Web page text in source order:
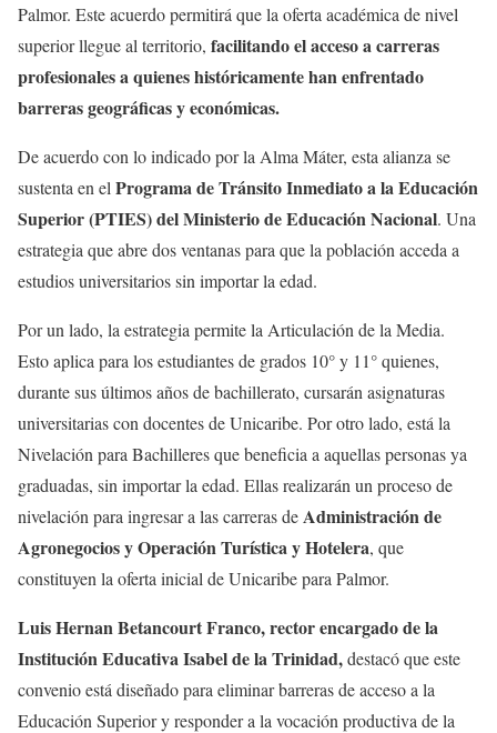
Palmor. Este acuerdo permitirá que la oferta académica de nivel
superior llegue al territorio, facilitando el acceso a carreras
profesionales a quienes históricamente han enfrentado
barreras geográficas y económicas.
De acuerdo con lo indicado por la Alma Máter, esta alianza se
sustenta en el Programa de Tránsito Inmediato a la Educación
Superior (PTIES) del Ministerio de Educación Nacional. Una
estrategia que abre dos ventanas para que la población acceda a
estudios universitarios sin importar la edad.
Por un lado, la estrategia permite la Articulación de la Media.
Esto aplica para los estudiantes de grados 10° y 11° quienes,
durante sus últimos años de bachillerato, cursarán asignaturas
universitarias con docentes de Unicaribe. Por otro lado, está la
Nivelación para Bachilleres que beneficia a aquellas personas ya
graduadas, sin importar la edad. Ellas realizarán un proceso de
nivelación para ingresar a las carreras deAdministración de
Agronegocios y Operación Turística y Hotelera, que
constituyen la oferta inicial de Unicaribe para Palmor.
Luis Hernan Betancourt Franco, rector encargado de la
Institución Educativa Isabel de la Trinidad,destacó que este
convenio está diseñado para eliminar barreras de acceso a la
Educación Superior y responder a la vocación productiva de la